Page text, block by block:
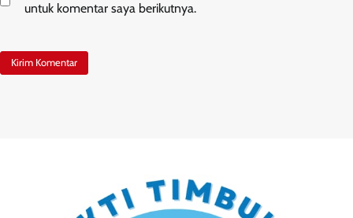
untuk komentar saya berikutnya.